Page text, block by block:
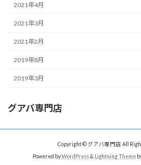
2021年4月
2021年3月
2021年2月
2019年8月
2019年3月
グアバ専門店
Copyright © グアバ専門店 All
Powered byWordPress& Lightning Theme